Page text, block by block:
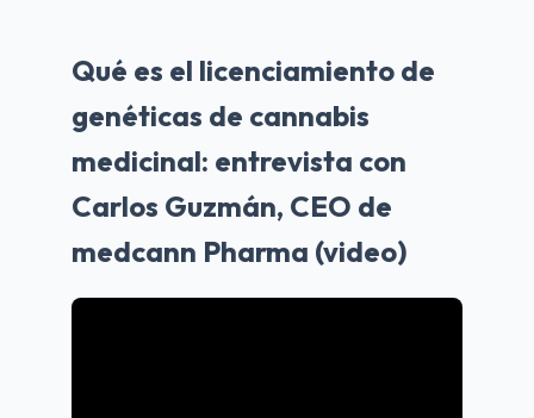
Qué es el licenciamiento de
genéticas de cannabis
medicinal: entrevista con
Carlos Guzmán, CEO de
medcann Pharma (video)